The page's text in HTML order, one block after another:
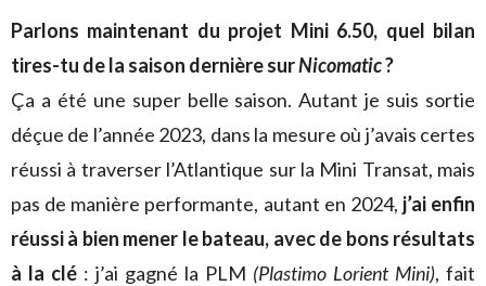
Parlons maintenant du projet Mini 6.50, quel bilan
tires-tu de la saison dernière surNicomatic?
Ça a été une super belle saison. Autant je suis sortie
déçue de l’année 2023, dans la mesure où j’avais certes
réussi à traverser l’Atlantique sur la Mini Transat, mais
pas de manière performante, autant en 2024, j’ai enfin
réussi à bien mener le bateau, avec de bons résultats
à la clé : j’ai gagné la PLM (Plastimo Lorient Mini), fait